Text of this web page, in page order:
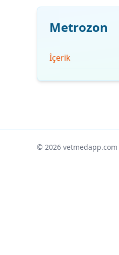
Metrozon
İçerik
© 2026 vetmedapp.com